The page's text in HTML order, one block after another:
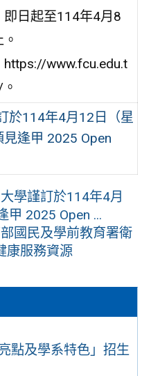
點及學系特色」招生
即日起至114年4月8
https://www.fcu.edu.t
於114年4月12日（星
逢甲 2025 Open
學謹訂於114年4月
甲 2025 Open ...
國民及學前教育署衛
康服務資源